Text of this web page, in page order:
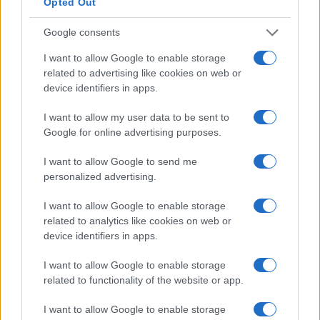
Google consents
I want to allow Google to enable storage
related to advertising like cookies on web or
device identifiers in apps.
I want to allow my user data to be sent to
Google for online advertising purposes.
I want to allow Google to send me
personalized advertising.
I want to allow Google to enable storage
related to analytics like cookies on web or
device identifiers in apps.
I want to allow Google to enable storage
related to functionality of the website or app.
I want to allow Google to enable storage
Sebbene il genere non dovrebbe avere un effetto
sulla retribuzione, in realtà lo fa. Quindi chi viene
pagato di più: uomini o donne? I dipendenti
dell’assistente amministrativo maschile in Oman
guadagnano in media il 14% in meno rispetto alle
loro controparti femminili.
Maschio 820 OMR
Femmina + 17%
L’aumento e la diminuzione percentuali sono relativi al
valore precedente
Confronto salariale per sesso in Oman per tutte